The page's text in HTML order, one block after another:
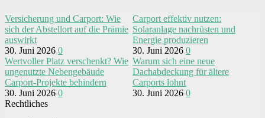
Versicherung und Carport: Wie
sich der Abstellort auf die Prämie
auswirkt
30. Juni 2026 0
Carport effektiv nutzen:
Solaranlage nachrüsten und
Energie produzieren
30. Juni 2026 0
Wertvoller Platz verschenkt? Wie
ungenutzte Nebengebäude
Carport-Projekte behindern
30. Juni 2026 0
Warum sich eine neue
Dachabdeckung für ältere
Carports lohnt
30. Juni 2026 0
Rechtliches